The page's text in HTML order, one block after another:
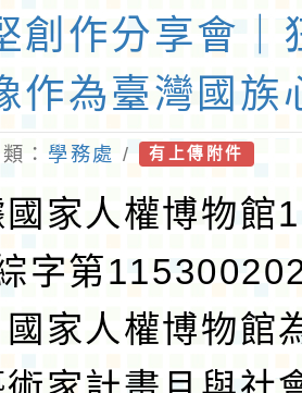
創作分享會｜
作為臺灣國族
報名資訊及海
： 學務處 / 有上傳附件
家人權博物館
字第
家人權博物館